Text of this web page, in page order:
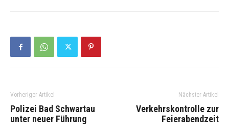
Vorheriger Artikel
Polizei Bad Schwartau
unter neuer Führung
Nächster Artikel
Verkehrskontrolle zur
Feierabendzeit